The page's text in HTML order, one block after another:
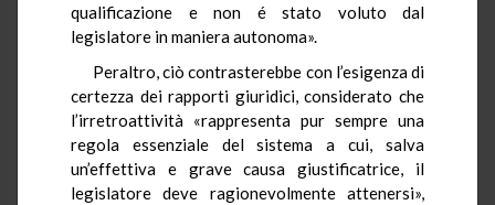
qualificazione e non é stato voluto dal
legislatore in maniera autonoma».
Peraltro, ciò contrasterebbe con l’esigenza di
certezza dei rapporti giuridici, considerato che
l’irretroattività «rappresenta pur sempre una
regola essenziale del sistema a cui, salva
un’effettiva e grave causa giustificatrice, il
legislatore deve ragionevolmente attenersi»,